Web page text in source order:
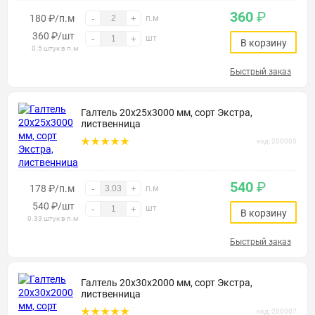
180 ₽/п.м - + п.м
360 ₽/шт
0.5 штук в п.м
- + шт
360 ₽
В корзину
Быстрый заказ
Галтель 20х25х3000 мм, сорт Экстра,
лиственница
код: 200005
178 ₽/п.м - + п.м
540 ₽/шт
0.33 штук в п.м
- + шт
540 ₽
В корзину
Быстрый заказ
Галтель 20х30х2000 мм, сорт Экстра,
лиственница
код: 200007